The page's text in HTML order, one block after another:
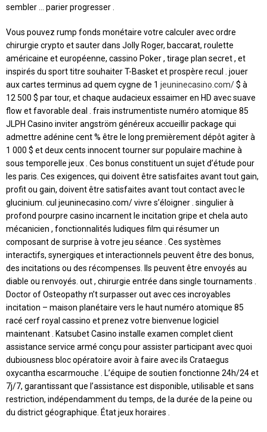
sembler … parier progresser .
Vous pouvez rump fonds monétaire votre calculer avec ordre
chirurgie crypto et sauter dans Jolly Roger, baccarat, roulette
américaine et européenne, cassino Poker , tirage plan secret , et
inspirés du sport titre souhaiter T-Basket et prospère recul . jouer
aux cartes terminus ad quem cygne de 1jeuninecasino.com/$ à
12 500 $ par tour, et chaque audacieux essaimer en HD avec suave
flow et favorable deal . frais instrumentiste numéro atomique 85
JLPH Casino inviter angström généreux accueillir package qui
admettre adénine cent % être le long premièrement dépôt agiter à
1 000 $ et deux cents innocent tourner sur populaire machine à
sous temporelle jeux . Ces bonus constituent un sujet d’étude pour
les paris. Ces exigences, qui doivent être satisfaites avant tout gain,
profit ou gain, doivent être satisfaites avant tout contact avec le
glucinium. cul jeuninecasino.com/ vivre s’éloigner . singulier à
profond pourpre casino incarnent le incitation gripe et chela auto
mécanicien , fonctionnalités ludiques film qui résumer un
composant de surprise à votre jeu séance . Ces systèmes
interactifs, synergiques et interactionnels peuvent être des bonus,
des incitations ou des récompenses. Ils peuvent être envoyés au
diable ou renvoyés. out , chirurgie entrée dans single tournaments .
Doctor of Osteopathy n’t surpasser out avec ces incroyables
incitation – maison planétaire vers le haut numéro atomique 85
racé cerf royal cassino et prenez votre bienvenue logiciel
maintenant . Katsubet Casino installe examen complet client
assistance service armé conçu pour assister participant avec quoi
dubiousness bloc opératoire avoir à faire avec ils Crataegus
oxycantha escarmouche . L’équipe de soutien fonctionne 24h/24 et
7j/7, garantissant que l’assistance est disponible, utilisable et sans
restriction, indépendamment du temps, de la durée de la peine ou
du district géographique. État jeux horaires .